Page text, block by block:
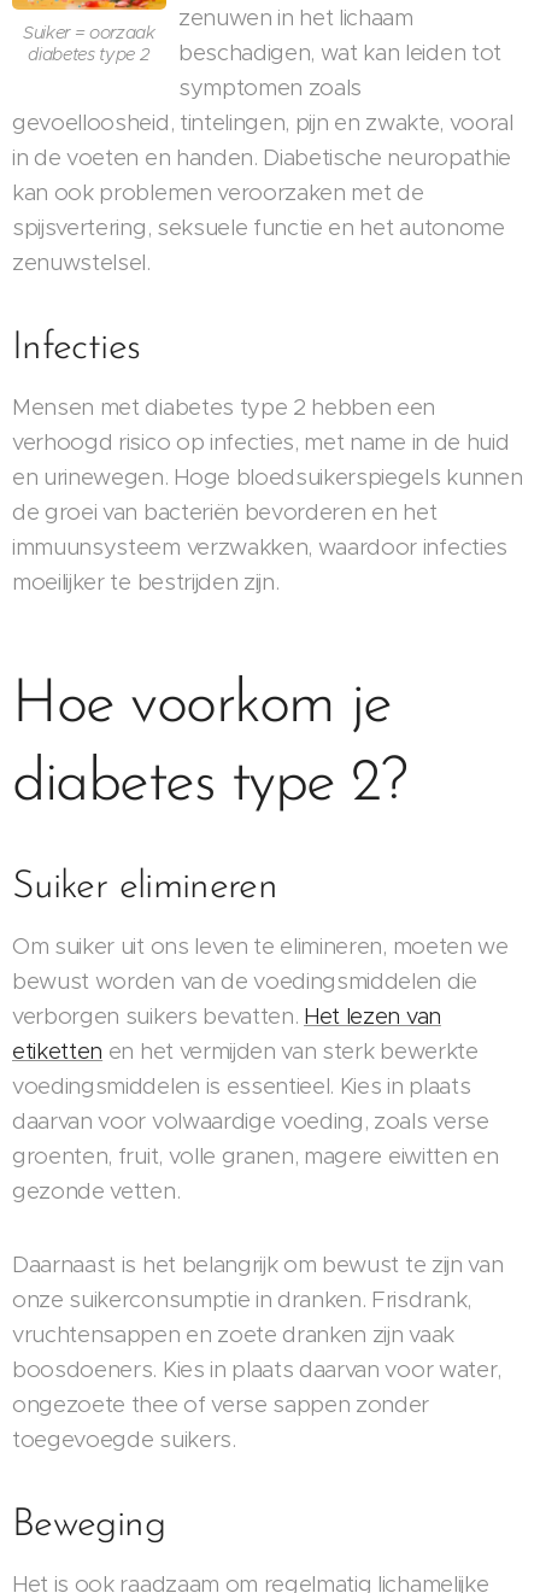
Suiker = oorzaak
diabetes type 2
zenuwen in het lichaam
beschadigen, wat kan leiden tot
symptomen zoals
gevoelloosheid, tintelingen, pijn en zwakte, vooral
in de voeten en handen. Diabetische neuropathie
kan ook problemen veroorzaken met de
spijsvertering, seksuele functie en het autonome
zenuwstelsel.
Infecties
Mensen met diabetes type 2 hebben een
verhoogd risico op infecties, met name in de huid
en urinewegen. Hoge bloedsuikerspiegels kunnen
de groei van bacteriën bevorderen en het
immuunsysteem verzwakken, waardoor infecties
moeilijker te bestrijden zijn.
Hoe voorkom je
diabetes type 2?
Suiker elimineren
Om suiker uit ons leven te elimineren, moeten we
bewust worden van de voedingsmiddelen die
verborgen suikers bevatten. Het lezen van
etiketten en het vermijden van sterk bewerkte
voedingsmiddelen is essentieel. Kies in plaats
daarvan voor volwaardige voeding, zoals verse
groenten, fruit, volle granen, magere eiwitten en
gezonde vetten.
Daarnaast is het belangrijk om bewust te zijn van
onze suikerconsumptie in dranken. Frisdrank,
vruchtensappen en zoete dranken zijn vaak
boosdoeners. Kies in plaats daarvan voor water,
ongezoete thee of verse sappen zonder
toegevoegde suikers.
Beweging
Het is ook raadzaam om regelmatig lichamelijke